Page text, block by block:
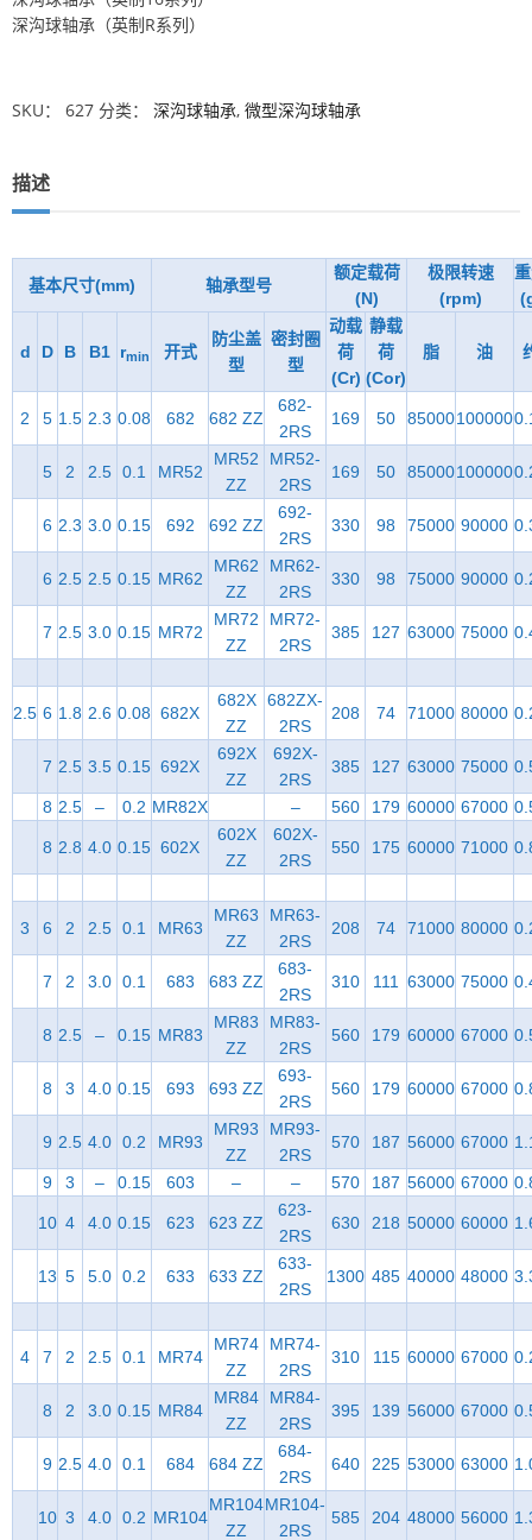
深沟球轴承（英制R系列）
SKU： 627 分类： 深沟球轴承, 微型深沟球轴承
描述
基本尺寸(mm) 轴承型号
额定载荷
(N)
极限转速
(rpm)
d D B B1 rmin 开式
防尘盖
型
密封圈
型
动载
荷
(Cr)
静载
荷
(Cor)
脂 油
2 5 1.5 2.3 0.08 682 682 ZZ
682-
2RS
169 50 85000100000
5 2 2.5 0.1 MR52
MR52
ZZ
MR52-
2RS
169 50 85000100000
6 2.3 3.0 0.15 692 692 ZZ
692-
2RS
330 98 75000 90000
6 2.5 2.5 0.15 MR62
MR62
ZZ
MR62-
2RS
330 98 75000 90000
7 2.5 3.0 0.15 MR72
MR72
ZZ
MR72-
2RS
385 127 63000 75000
2.5 6 1.8 2.6 0.08 682X
682X
ZZ
682ZX-
2RS
208 74 71000 80000
7 2.5 3.5 0.15 692X
692X
ZZ
692X-
2RS
385 127 63000 75000
8 2.5 – 0.2 MR82X – 560 179 60000 67000
8 2.8 4.0 0.15 602X
602X
ZZ
602X-
2RS
550 175 60000 71000
3 6 2 2.5 0.1 MR63
MR63
ZZ
MR63-
2RS
208 74 71000 80000
7 2 3.0 0.1 683 683 ZZ
683-
2RS
310 111 63000 75000
8 2.5 – 0.15 MR83
MR83
ZZ
MR83-
2RS
560 179 60000 67000
8 3 4.0 0.15 693 693 ZZ
693-
2RS
560 179 60000 67000
9 2.5 4.0 0.2 MR93
MR93
ZZ
MR93-
2RS
570 187 56000 67000
9 3 – 0.15 603 – – 570 187 56000 67000
10 4 4.0 0.15 623 623 ZZ
623-
2RS
630 218 50000 60000
13 5 5.0 0.2 633 633 ZZ
633-
2RS
1300 485 40000 48000
4 7 2 2.5 0.1 MR74
MR74
ZZ
MR74-
2RS
310 115 60000 67000
8 2 3.0 0.15 MR84
MR84
ZZ
MR84-
2RS
395 139 56000 67000
9 2.5 4.0 0.1 684 684 ZZ
684-
2RS
640 225 53000 63000
10 3 4.0 0.2 MR104
MR104
ZZ
MR104-
2RS
585 204 48000 56000